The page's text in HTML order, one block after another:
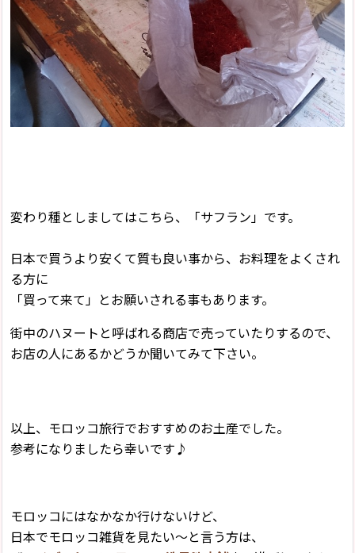
変わり種としましてはこちら、「サフラン」です。
日本で買うより安くて質も良い事から、お料理をよくされ
る方に
「買って来て」とお願いされる事もあります。
街中のハヌートと呼ばれる商店で売っていたりするので、
お店の人にあるかどうか聞いてみて下さい。
以上、モロッコ旅行でおすすめのお土産でした。
参考になりましたら幸いです♪
モロッコにはなかなか行けないけど、
日本でモロッコ雑貨を見たい〜と言う方は、